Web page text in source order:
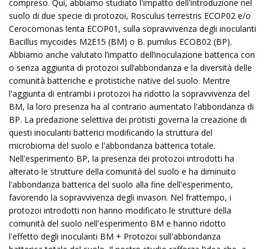
compreso. Qui, abbiamo studiato l'impatto dell'introduzione nel
suolo di due specie di protozoi, Rosculus terrestris ECOP02 e/o
Cerocomonas lenta ECOP01, sulla sopravvivenza degli inoculanti
Bacillus mycoides M2E15 (BM) o B. pumilus ECOB02 (BP).
Abbiamo anche valutato l’impatto dell’inoculazione batterica con
o senza aggiunta di protozoi sull’abbondanza e la diversità delle
comunità batteriche e protistiche native del suolo. Mentre
l'aggiunta di entrambi i protozoi ha ridotto la sopravvivenza del
BM, la loro presenza ha al contrario aumentato l'abbondanza di
BP. La predazione selettiva dei protisti governa la creazione di
questi inoculanti batterici modificando la struttura del
microbioma del suolo e l'abbondanza batterica totale.
Nell'esperimento BP, la presenza dei protozoi introdotti ha
alterato le strutture della comunità del suolo e ha diminuito
l'abbondanza batterica del suolo alla fine dell'esperimento,
favorendo la sopravvivenza degli invasori. Nel frattempo, i
protozoi introdotti non hanno modificato le strutture della
comunità del suolo nell'esperimento BM e hanno ridotto
l'effetto degli inoculanti BM + Protozoi sull'abbondanza